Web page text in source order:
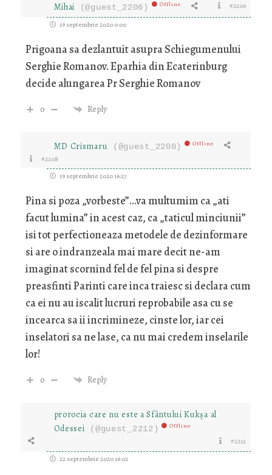
Mihai (@guest_2206) Offline #2206
19 septembrie 2020 0:00
Prigoana sa dezlantuit asupra Schiegumenului
Serghie Romanov. Eparhia din Ecaterinburg
decide alungarea Pr Serghie Romanov
0 Reply
MD Crismaru (@guest_2208) Offline
#2208
19 septembrie 2020 16:27
Pina si poza „vorbeste”…va multumim ca „ati
facut lumina” in acest caz, ca „taticul minciunii”
isi tot perfectioneaza metodele de dezinformare
si are o indranzeala mai mare decit ne-am
imaginat scornind fel de fel pina si despre
preasfinti Parinti care inca traiesc si declara cum
ca ei nu au iscalit lucruri reprobabile asa cu se
incearca sa ii incrimineze, cinste lor, iar cei
inselatori sa ne lase, ca nu mai credem inselarile
lor!
0 Reply
prorocia care nu este a Sfântului Kukșa al
Odessei (@guest_2212) Offline
#2212
22 septembrie 2020 16:02